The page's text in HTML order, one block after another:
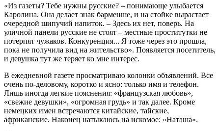
«Из газеты? Тебе нужны русские? – понимающе улыбается
Каролина. Она делает знак барменше, и на стойке вырастает
очередной шипучий напиток. – Здесь их нет, поверь. На
уличной панели русские не стоят – местные проститутки не
потерпят чужаков. Конкуренция... Я тоже через это прошла,
пока не получила вид на жительство». Появляется посетитель,
и девушка тут же теряет ко мне интерес.
В ежедневной газете просматриваю колонки объявлений. Все
очень по-деловому, коротко и ясно: только имя и телефон.
Лишь иногда легкие пояснения: «французская любовь»,
«свежие девушки», «огромная грудь» и так далее. Кроме
немецких имен встречаются китайские, тайские,
африканские. Наконец натыкаюсь на искомое: «Наташа».